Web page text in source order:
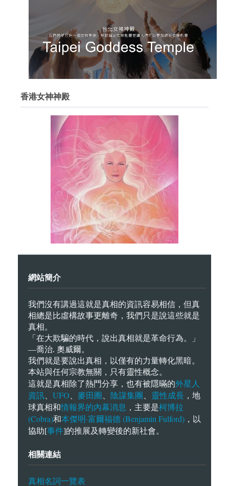
香港女神神殿
網站簡介
我們沒有講過這就是真相的資訊容易相信，但真
相總是比虛構故事更離奇，我們只是說這些就是
真相。
「在大欺騙的時代，說出真相就是革命行為。」
—喬治. 奧威爾。
我們就是要說出真相，以僅有的力量轉化黑暗。
本站與任何宗教無關，只有靈性概念。
這就是真相除了熱門分享，也有被隱暪的外星人
資訊
UFO 麥田圈 陰謀集團 靈性成長 ，地
球真相和情報界的內幕消息 ，主要是柯博拉
(Cobra)和本傑明·富爾福德 (Benjamin Fulford) ，以
協助[事件]的推展及轉變後的新社會。
相關連結
真相名詞一覽表